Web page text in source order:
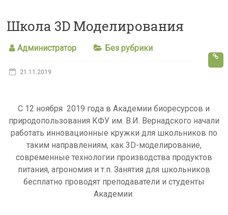
Школа 3D Моделирования
Администратор Без рубрики
21.11.2019
С 12 ноября 2019 года в Академии биоресурсов и
природопользования КФУ им. В.И. Вернадского начали
работать инновационные кружки для школьников по
таким направлениям, как 3D-моделирование,
современные технологии производства продуктов
питания, агрономия и т.п. Занятия для школьников
бесплатно проводят преподаватели и студенты
Академии.
i
k